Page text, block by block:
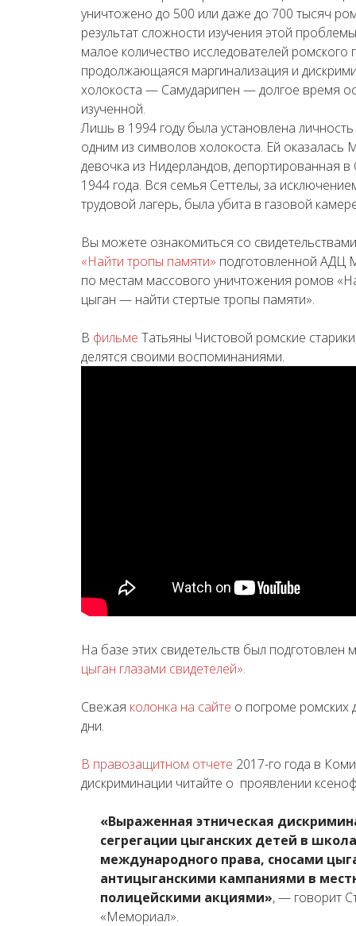
уничтожено до 500 или даже до 700 тысяч
результат сложности изучения этой
малое количество исследователей ромского
продолжающаяся маргинализация и
холокоста — Самударипен — долгое время
изученной.
Лишь в 1994 году была установлена
одним из символов холокоста. Ей
девочка из Нидерландов, депортированная
1944 года. Вся семья Сеттелы, за
трудовой лагерь, была убита в газовой
Вы можете ознакомиться со
«Найти тропы памяти» подготовленной АДЦ
по местам массового уничтожения ромов
цыган — найти стертые тропы памяти».
В фильме Татьяны Чистовой ромские
делятся своими воспоминаниями.
На базе этих свидетельств был
цыган глазами свидетелей».
Свежая колонка на сайте о погроме ромских
дни.
В правозащитном отчете 2017-го года в
дискриминации читайте о проявлении
«Выраженная этническая
сегрегации цыганских детей в
международного права, сносами
антицыганскими кампаниями в
полицейскими акциями», — говорит
«Мемориал».